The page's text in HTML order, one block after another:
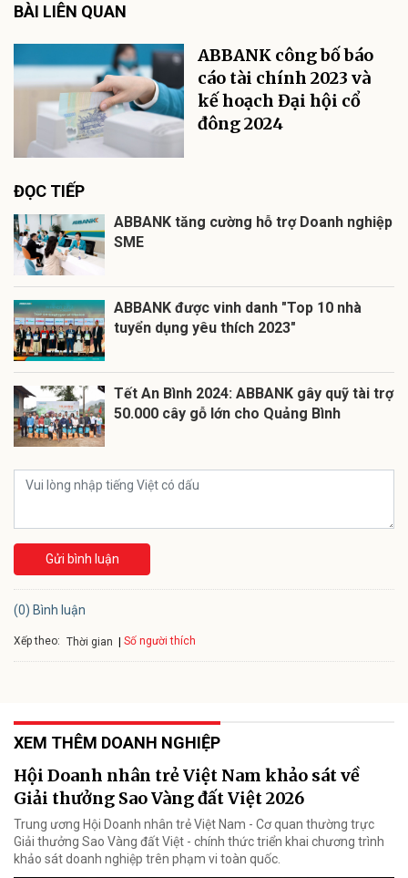
BÀI LIÊN QUAN
ABBANK công bố báo
cáo tài chính 2023 và
kế hoạch Đại hội cổ
đông 2024
ĐỌC TIẾP
ABBANK tăng cường hỗ trợ Doanh nghiệp
SME
ABBANK được vinh danh "Top 10 nhà
tuyển dụng yêu thích 2023"
Tết An Bình 2024: ABBANK gây quỹ tài trợ
50.000 cây gỗ lớn cho Quảng Bình
Gửi bình luận
(0) Bình luận
Xếp theo: Thời gian Số người thích
XEM THÊM DOANH NGHIỆP
Hội Doanh nhân trẻ Việt Nam khảo sát về
Giải thưởng Sao Vàng đất Việt 2026
Trung ương Hội Doanh nhân trẻ Việt Nam - Cơ quan thường trực
Giải thưởng Sao Vàng đất Việt - chính thức triển khai chương trình
khảo sát doanh nghiệp trên phạm vi toàn quốc.